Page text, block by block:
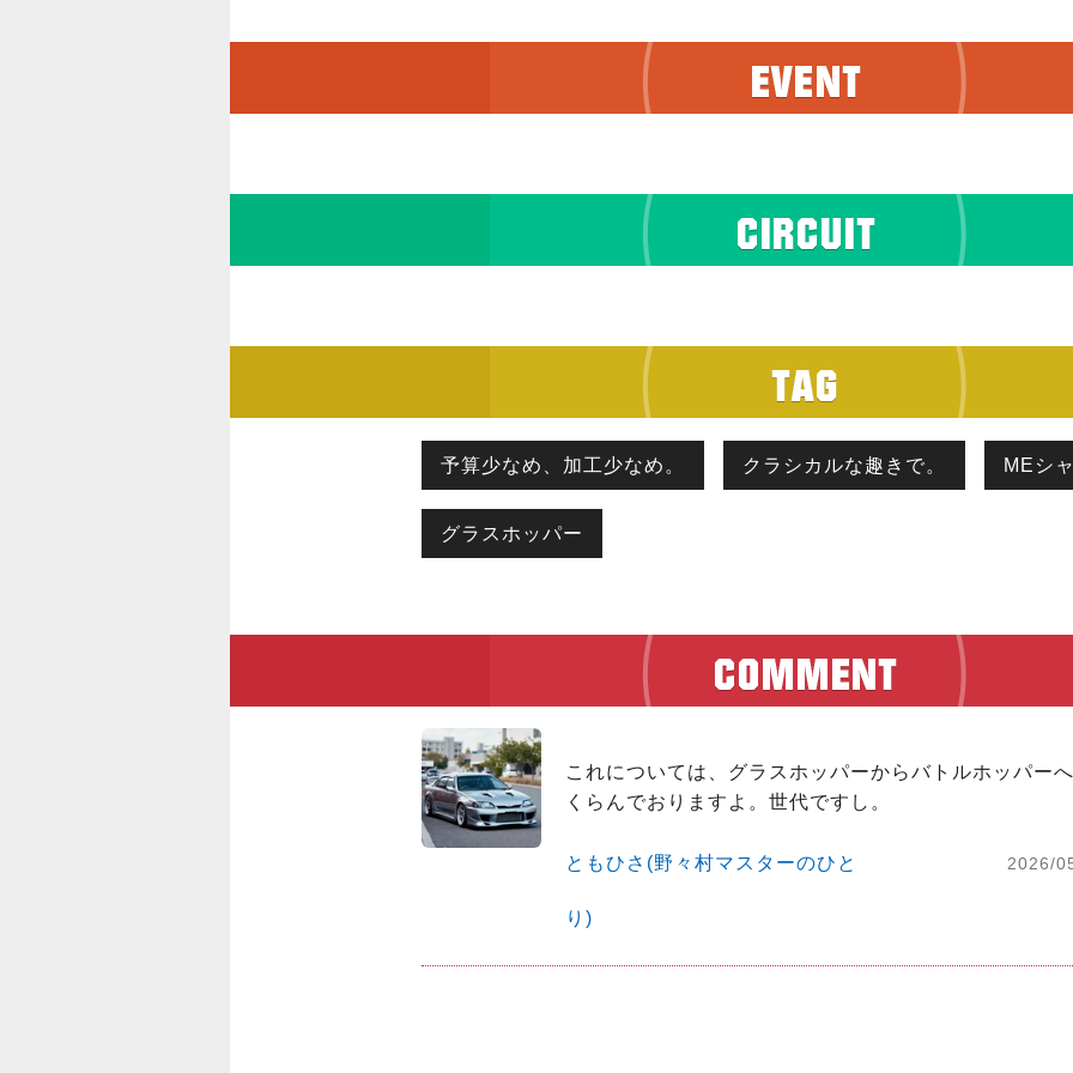
予算少なめ、加工少なめ。 クラシカルな趣きで。 MEシ
グラスホッパー
これについては、グラスホッパーからバトルホッパー
くらんでおりますよ。世代ですし。
ともひさ(野々村マスターのひと
り)
2026/